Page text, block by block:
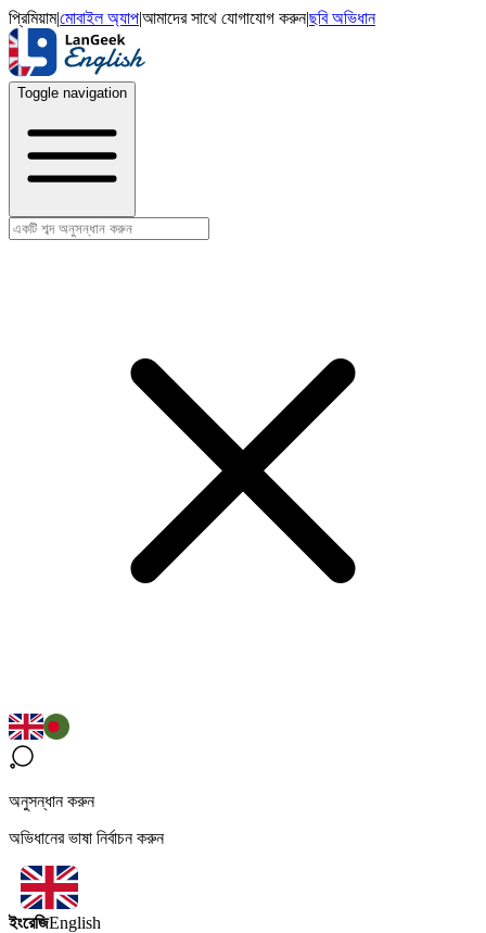
প্রিমিয়াম|মোবাইল অ্যাপ|আমাদের সাথে যোগাযোগ করুন|ছবি অভিধান
Toggle navigation
অনুসন্ধান করুন
অভিধানের ভাষা নির্বাচন করুন
ইংরেজিEnglish